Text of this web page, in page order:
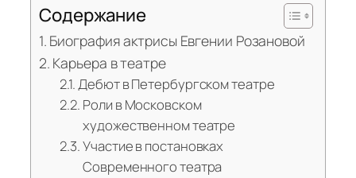
Содержание
Биография актрисы Евгении Розановой
Карьера в театре
Дебют в Петербургском театре
Роли в Московском
художественном театре
Участие в постановках
Современного театра